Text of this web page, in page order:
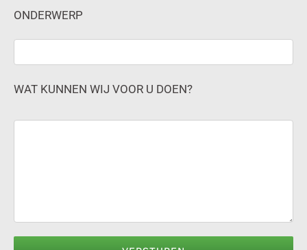
ONDERWERP
WAT KUNNEN WIJ VOOR U DOEN?